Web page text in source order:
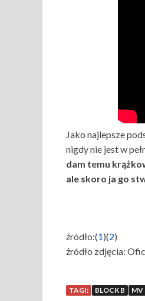
Jako najlepsze
nigdy nie jest w
dam temu
ale skoro ja go
źródło:(1)(2)
źródło zdjęcia:
TAGI: BLOCK B MV